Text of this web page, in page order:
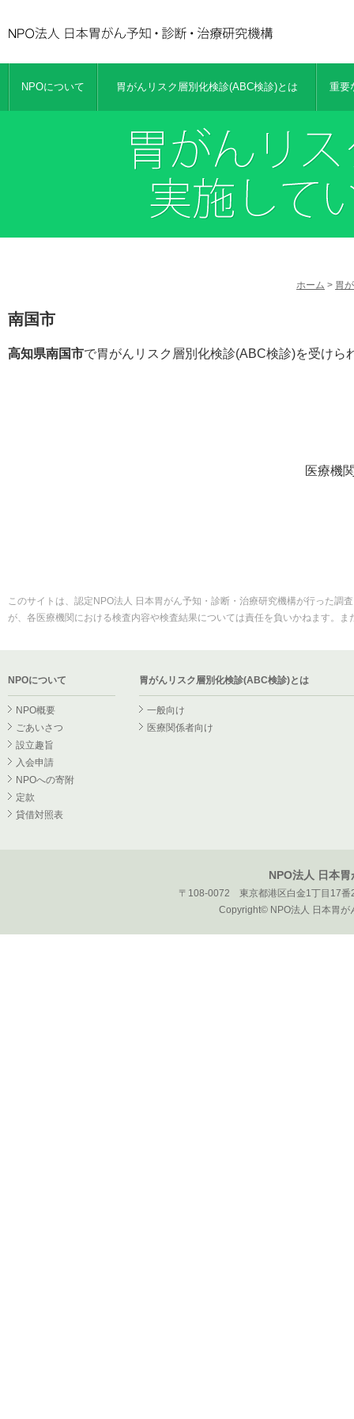
NPOについて 胃がんリスク層別化検診(ABC検診)とは 重要
ホーム > 胃
南国市
高知県南国市で胃がんリスク層別化検診(ABC検診)を受け
医療機
このサイトは、認定NPO法人 日本胃がん予知・診断・治療研究機構が行った
が、各医療機関における検査内容や検査結果については責任を負いかねます。
NPOについて
NPO概要
ごあいさつ
設立趣旨
入会申請
NPOへの寄附
定款
貸借対照表
胃がんリスク層別化検診(ABC検診)とは
一般向け
医療関係者向け
NPO法人 日本
〒108-0072 東京都港区白金1丁目17
Copyright© NPO法人 日本胃が